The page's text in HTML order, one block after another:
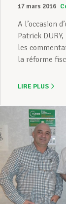
17 mars 2016
A l’occasion
Patrick
les
la réforme
LIRE PLUS